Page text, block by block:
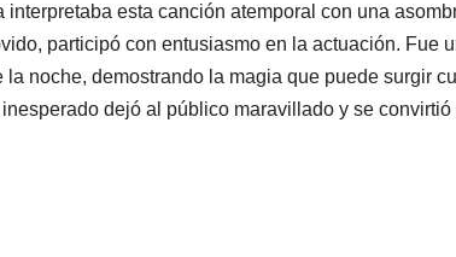
interpretaba esta canción atemporal con una
participó con entusiasmo en la actuación. Fue
la noche, demostrando la magia que puede surgir
dejó al público maravillado y se